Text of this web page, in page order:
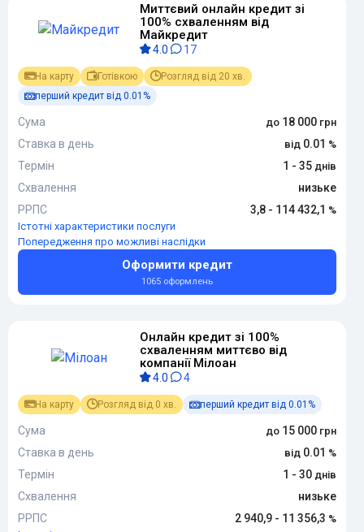
Миттєвий онлайн кредит зі
100% схваленням від
Майкредит
4.0 17
На карту Готівкою
Розгляд від 20 хв.
перший кредит від 0.01%
Сума
18 000
Ставка в день
0.01
Термін
1 - 35
Схвалення
низьке
РРПС
3,8 - 114 432,1
Істотні характеристики послуги
Попередження про можливі наслідки
Оформити кредит
1065 оформлень
Онлайн кредит зі 100%
схваленням миттєво від
компанії Мілоан
4.0 4
На карту Розгляд від 0 хв. перший кредит від 0.01%
Сума
15 000
Ставка в день
0.01
Термін
1 - 30
Схвалення
низьке
РРПС
2 940,9 - 11 356,3